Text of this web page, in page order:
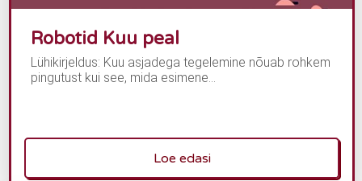
Robotid Kuu peal
Lühikirjeldus: Kuu asjadega tegelemine nõuab rohkem
pingutust kui see, mida esimene...
Loe edasi